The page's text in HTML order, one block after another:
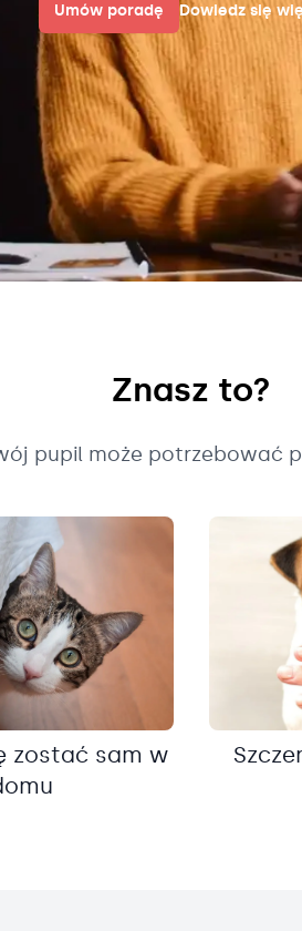
Umów poradę Dowiedz się
Znasz to?
pupil może potrzebować
zostać sam w